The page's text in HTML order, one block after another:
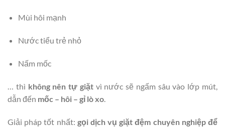
Mùi hôi mạnh
Nước tiểu trẻ nhỏ
Nấm mốc
… thì không nên tự giặtvì nước sẽ ngấm sâu vào lớp mút,
dẫn đến mốc – hôi – gỉ lò xo
Giải pháp tốt nhất: gọi dịch vụ giặt đệm chuyên nghiệp để